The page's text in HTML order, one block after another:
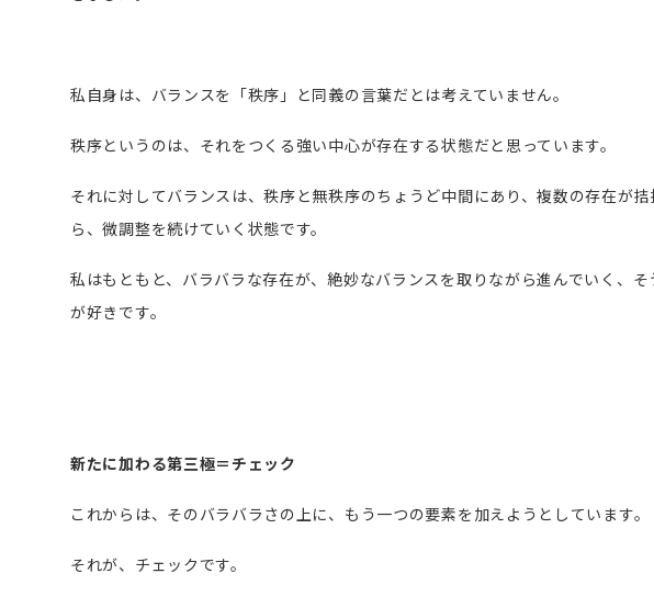
私自身は、バランスを「秩序」と同義の言葉だとは考えていません。
秩序というのは、それをつくる強い中心が存在する状態だと思っています。
それに対してバランスは、秩序と無秩序のちょうど中間にあり、複数の存在が拮
ら、微調整を続けていく状態です。
私はもともと、バラバラな存在が、絶妙なバランスを取りながら進んでいく、
が好きです。
新たに加わる第三極＝チェック
これからは、そのバラバラさの上に、もう一つの要素を加えようとしています。
それが、チェックです。